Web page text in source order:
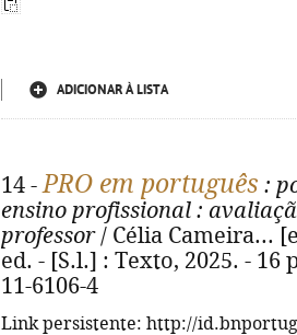
ADICIONAR À LISTA
14 -PRO em português :
ensino profissional :
professor/ Célia Cameira...
ed. - [S.l.] : Texto, 2025. - 16
11-6106-4
Link persistente: http://